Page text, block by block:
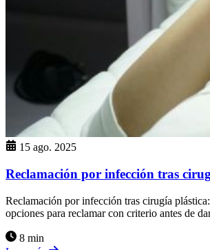
15 ago. 2025
Reclamación por infección tras
Reclamación por infección tras cirugía
opciones para reclamar con criterio antes de
8 min